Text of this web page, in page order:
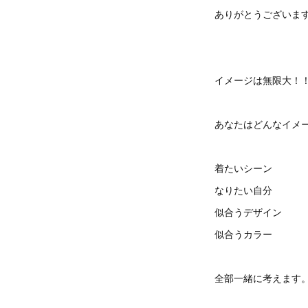
ありがとうございます
イメージは無限大！！
あなたはどんなイメ
着たいシーン
なりたい自分
似合うデザイン
似合うカラー
全部一緒に考えます。